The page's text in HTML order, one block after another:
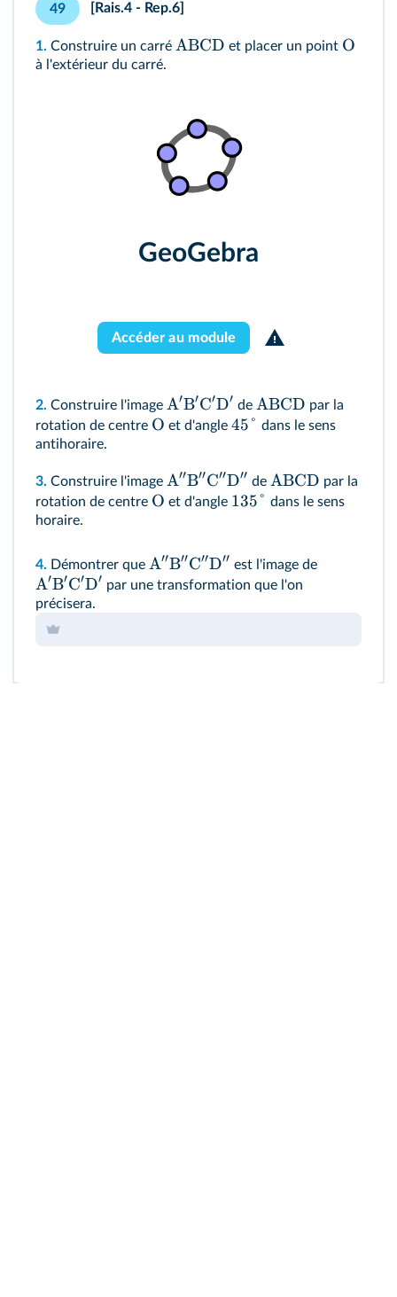
49 [Rais.4 - Rep.6]
1. Construire un carré ABCD et placer un point O
à l'extérieur du carré.
GeoGebra
Accéder au module
2. Construire l'image A′B′C′D′ de ABCD par la
rotation de centre O et d'angle 45° dans le sens
antihoraire.
3. Construire l'image A′′B′′C′′D′′ de ABCD par la
rotation de centre O et d'angle 135° dans le sens
horaire.
4. Démontrer que A′′B′′C′′D′′ est l'image de
A′B′C′D′ par une transformation que l'on
précisera.